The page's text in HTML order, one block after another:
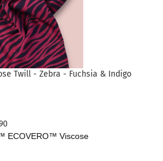
Twill - Zebra - Fuchsia & Indigo
ECOVERO™ Viscose